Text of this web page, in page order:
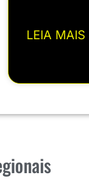
LEIA MAIS